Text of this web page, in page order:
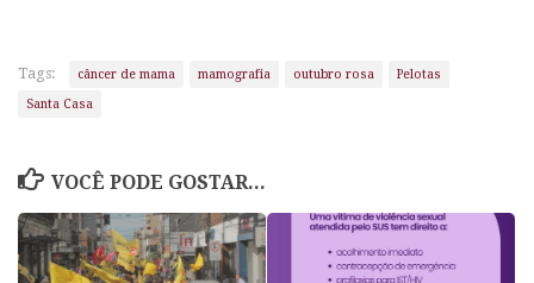
Tags: câncer de mama mamografia outubro rosa
Pelotas
Santa Casa
VOCÊ PODE GOSTAR...